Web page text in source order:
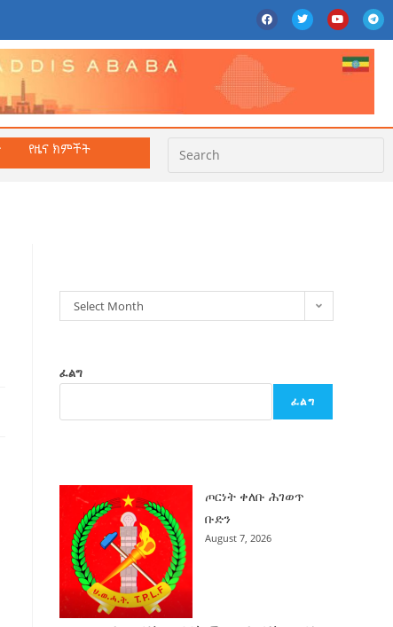
የዜና ክምችት
Select Month
ፈልግ
ፈልግ
ጦርነት ቀለቡ ሕገወጥ
ቡድን
August 7, 2026